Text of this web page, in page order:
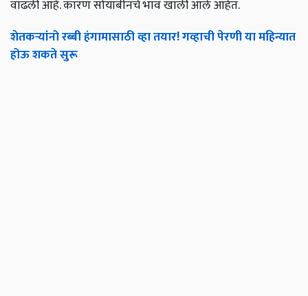
वाढली आहे. कारण सोयाबीनचे भाव खाली आले आहेत.
शेतकऱ्यांनो रब्बी हंगामासाठी व्हा तयार! गव्हाची पेरणी या महिन्यात
होऊ शकते सुरू